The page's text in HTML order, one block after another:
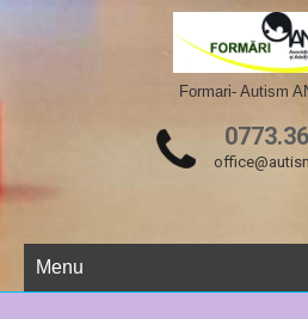
Formari- Autism
Menu